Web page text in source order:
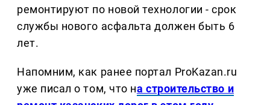
ремонтируют по новой технологии - срок
службы нового асфальта должен быть 6
лет.
Напомним, как ранее портал ProKazan.ru
уже писал о том, что на строительство и